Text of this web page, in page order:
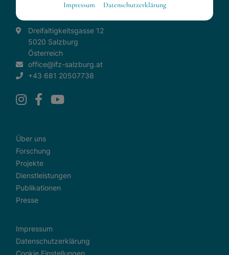
SOZIALE UND ETHISCHE FRAGEN
Dreifaltigkeitsgasse 12
5020 Salzburg
Österreich
office@ifz-salzburg.at
+43 681 20507738
Über uns
Forschung
Projekte
Dienstleistungen
Publikationen
Presse
Impressum
Datenschutzerklärung
Essenzielle Cookies ermöglichen grundlegende Funktionen
und sind für die einwandfreie Funktion der Website
dringend erforderlich.
Warenkorb
Spracheinstellungen
Externe Medien
Zustimmung mehr.
Google Maps
Eingebettete Inhalte
Impressum Datenschutzerklärung